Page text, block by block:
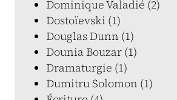
Dominique Valadié (2)
Dostoïevski (1)
Douglas Dunn (1)
Dounia Bouzar (1)
Dramaturgie (1)
Dumitru Solomon (1)